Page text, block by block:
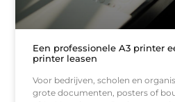
Een professionele A3 printer
printer leasen
Voor bedrijven, scholen en
grote documenten, posters of